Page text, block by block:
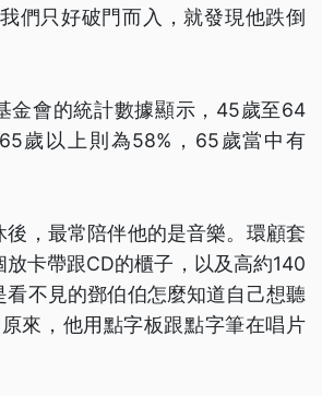
們只好破門而入，就發現他跌倒
金會的統計數據顯示，45歲至64
歲以上則為58%，65歲當中有
後，最常陪伴他的是音樂。環顧套
放卡帶跟CD的櫃子，以及高約140
看不見的鄧伯伯怎麼知道自己想聽
來，他用點字板跟點字筆在唱片